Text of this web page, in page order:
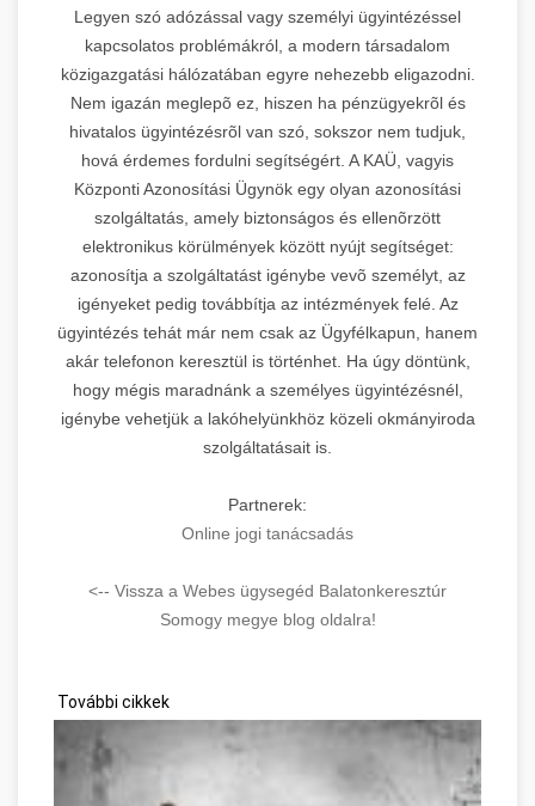
Legyen szó adózással vagy személyi ügyintézéssel
kapcsolatos problémákról, a modern társadalom
közigazgatási hálózatában egyre nehezebb eligazodni.
Nem igazán meglepõ ez, hiszen ha pénzügyekrõl és
hivatalos ügyintézésrõl van szó, sokszor nem tudjuk,
hová érdemes fordulni segítségért. A KAÜ, vagyis
Központi Azonosítási Ügynök egy olyan azonosítási
szolgáltatás, amely biztonságos és ellenõrzött
elektronikus körülmények között nyújt segítséget:
azonosítja a szolgáltatást igénybe vevõ személyt, az
igényeket pedig továbbítja az intézmények felé. Az
ügyintézés tehát már nem csak az Ügyfélkapun, hanem
akár telefonon keresztül is történhet. Ha úgy döntünk,
hogy mégis maradnánk a személyes ügyintézésnél,
igénybe vehetjük a lakóhelyünkhöz közeli okmányiroda
szolgáltatásait is.
Partnerek:
Online jogi tanácsadás
<-- Vissza a Webes ügysegéd Balatonkeresztúr
Somogy megye blog oldalra!
További cikkek